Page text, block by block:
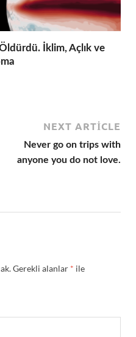
İklim, Açlık ve
NEXT ARTICLE
Never go on trips with
anyone you do not love.
Gerekli alanlar * ile